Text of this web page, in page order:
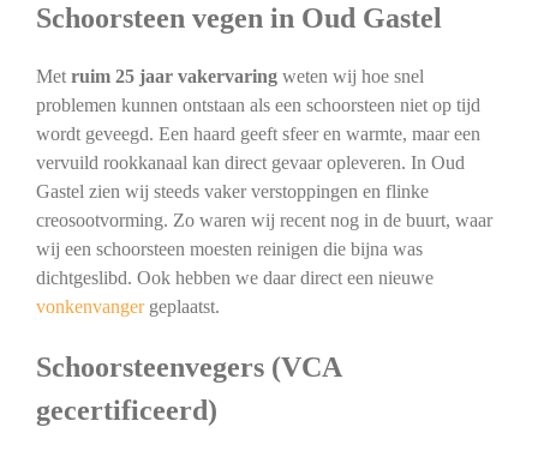
Schoorsteen vegen in Oud Gastel
Metruim 25 jaar vakervaringweten wij hoe snel
problemen kunnen ontstaan als een schoorsteen niet op tijd
wordt geveegd. Een haard geeft sfeer en warmte, maar een
vervuild rookkanaal kan direct gevaar opleveren. In Oud
Gastel zien wij steeds vaker verstoppingen en flinke
creosootvorming. Zo waren wij recent nog in de buurt, waar
wij een schoorsteen moesten reinigen die bijna was
dichtgeslibd. Ook hebben we daar direct een nieuwe
vonkenvangergeplaatst.
Schoorsteenvegers (VCA
gecertificeerd)